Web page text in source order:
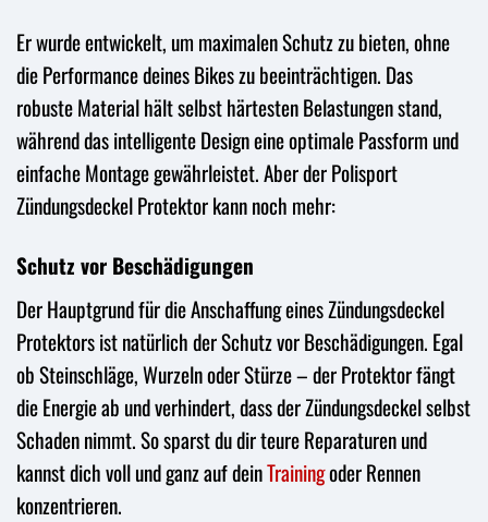
Er wurde entwickelt, um maximalen Schutz zu bieten, ohne
die Performance deines Bikes zu beeinträchtigen. Das
robuste Material hält selbst härtesten Belastungen stand,
während das intelligente Design eine optimale Passform und
einfache Montage gewährleistet. Aber der Polisport
Zündungsdeckel Protektor kann noch mehr:
Schutz vor Beschädigungen
Der Hauptgrund für die Anschaffung eines Zündungsdeckel
Protektors ist natürlich der Schutz vor Beschädigungen. Egal
ob Steinschläge, Wurzeln oder Stürze – der Protektor fängt
die Energie ab und verhindert, dass der Zündungsdeckel selbst
Schaden nimmt. So sparst du dir teure Reparaturen und
kannst dich voll und ganz auf deinTrainingoder Rennen
konzentrieren.